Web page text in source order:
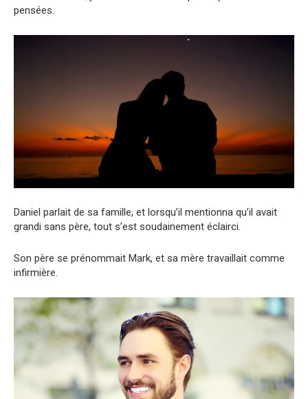
pensées.
Daniel parlait de sa famille, et lorsqu’il mentionna qu’il avait
grandi sans père, tout s’est soudainement éclairci.
Son père se prénommait Mark, et sa mère travaillait comme
infirmière.